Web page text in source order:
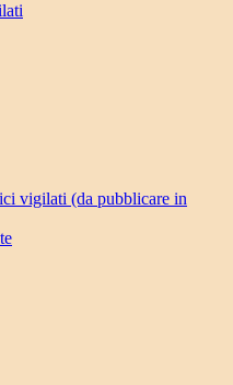
vigilati (da pubblicare in